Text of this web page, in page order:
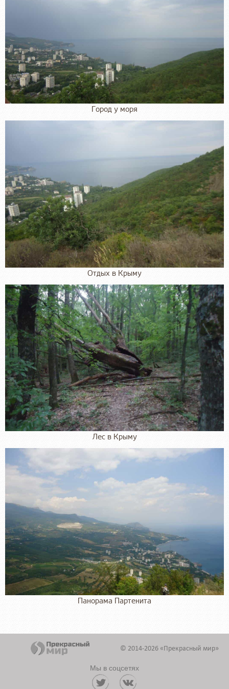
Город у моря
Отдых в Крыму
Лес в Крыму
Панорама Партенита
© 2014-2026 «Прекрасный мир»
Мы в соцсетях